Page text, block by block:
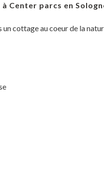
Center parcs en
cottage au coeur de la